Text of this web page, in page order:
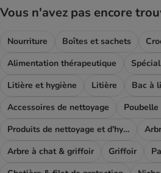
Vous n'avez pas encore
Nourriture Boîtes et sachets
Alimentation thérapeutique
Litière et hygiène
Litière
Accessoires de nettoyage
Produits de nettoyage et d'hygiène
Arbre à chat & griffoir
Griffoir